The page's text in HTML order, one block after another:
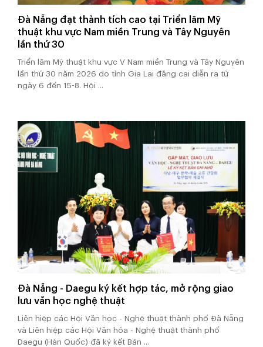
Đà Nẵng đạt thành tích cao tại Triển lãm Mỹ
thuật khu vực Nam miền Trung và Tây Nguyên
lần thứ 30
Triển lãm Mỹ thuật khu vực V Nam miền Trung và Tây Nguyên
lần thứ 30 năm 2026 do tỉnh Gia Lai đăng cai diễn ra từ
ngày 6 đến 15-8. Hội ...
Đà Nẵng - Daegu ký kết hợp tác, mở rộng giao
lưu văn học nghệ thuật
Liên hiệp các Hội Văn học - Nghệ thuật thành phố Đà Nẵng
và Liên hiệp các Hội Văn hóa - Nghệ thuật thành phố
Daegu (Hàn Quốc) đã ký kết Bản ...